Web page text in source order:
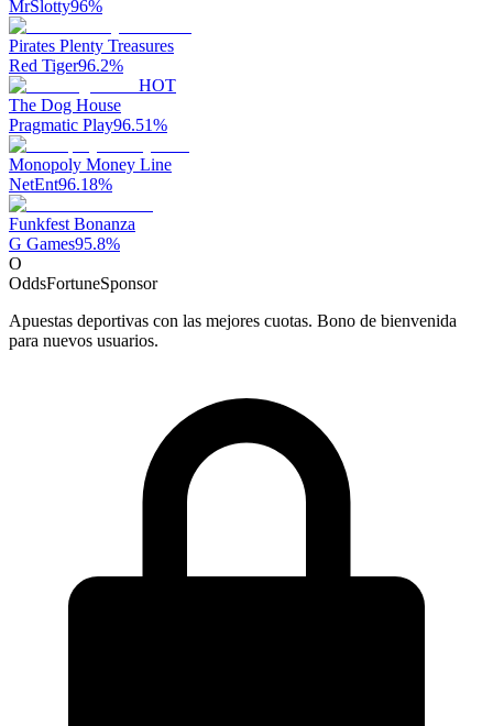
MrSlotty96%
Pirates Plenty Treasures
Red Tiger96.2%
HOT
The Dog House
Pragmatic Play96.51%
Monopoly Money Line
NetEnt96.18%
Funkfest Bonanza
G Games95.8%
O
OddsFortuneSponsor
Apuestas deportivas con las mejores cuotas. Bono de bienvenida
para nuevos usuarios.